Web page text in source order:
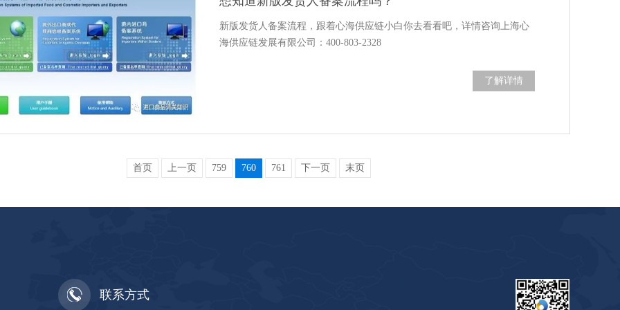
新版发货人备案流程，跟着心海供应链小白你去看看吧，详情咨询上海心
海供应链发展有限公司：400-803-2328
了解详情
首页 上一页 759 760 761 下一页 末页
联系方式